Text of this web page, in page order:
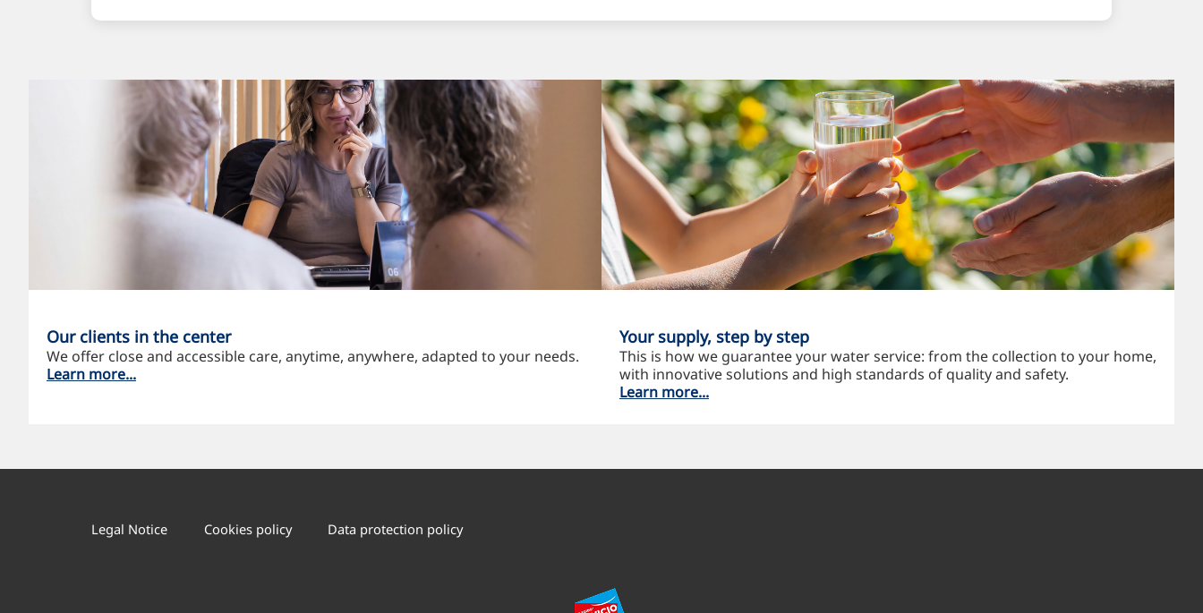
Our clients in the center
We offer close and accessible care, anytime, anywhere, adapted to your needs.
Learn more...
Your supply, step by step
This is how we guarantee your water service: from the collection to your home,
with innovative solutions and high standards of quality and safety.
Learn more...
Legal Notice Cookies policy Data protection policy